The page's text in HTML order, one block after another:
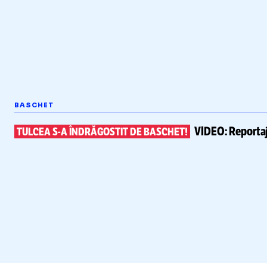
BASCHET
TULCEAS-AÎNDRĂGOSTIT DE BASCHET! VIDEO: